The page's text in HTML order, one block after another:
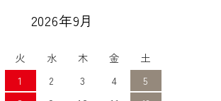
2026年9月
火 水 木 金
土
1 2 3 4
5